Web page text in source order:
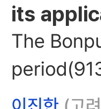
its
The